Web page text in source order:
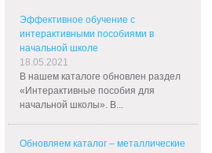
Эффективное обучение с
интерактивными пособиями в
начальной школе
18.05.2021
В нашем каталоге обновлен раздел
«Интерактивные пособия для
начальной школы». В...
Обновляем каталог – металлические